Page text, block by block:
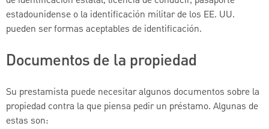
estadounidense o la identificación militar de los EE. UU.
pueden ser formas aceptables de identificación.
Documentos de la propiedad
Su prestamista puede necesitar algunos documentos sobre la
propiedad contra la que piensa pedir un préstamo. Algunas de
estas son: